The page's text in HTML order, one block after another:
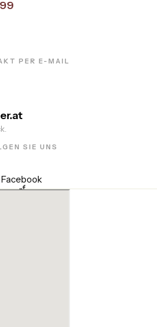
PER E-MAIL
SIE UNS
Facebook
-f